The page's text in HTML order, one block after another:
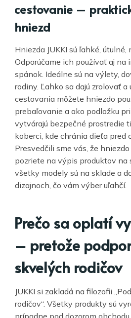
cestovanie –
hniezd
Hniezda JUKKI sú ľahké,
Odporúčame ich používať aj na
spánok. Ideálne sú na výlety,
rodiny. Ľahko sa dajú zrolovať a
cestovania môžete hniezdo
prebaľovanie a ako podložku
vytvárajú bezpečné prostredie
koberci, kde chránia dieťa pred
Presvedčili sme vás, že
pozriete na výpis produktov na
všetky modely sú na sklade a
dizajnoch, čo vám výber uľahčí.
Prečo sa oplatí
– pretože
skvelých rodičov
JUKKI si zakladá na filozofii
rodičov“. Všetky produkty sú